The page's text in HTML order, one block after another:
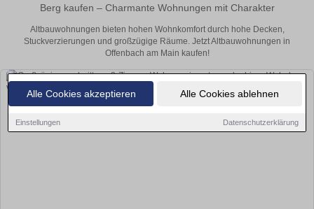
Alle Cookies akzeptieren Alle Cookies ablehnen
Einstellungen Datenschutzerklärung
Berg kaufen – Charmante Wohnungen mit Charakter
Altbauwohnungen bieten hohen Wohnkomfort durch hohe Decken,
Stuckverzierungen und großzügige Räume. Jetzt Altbauwohnungen in
Offenbach am Main kaufen!